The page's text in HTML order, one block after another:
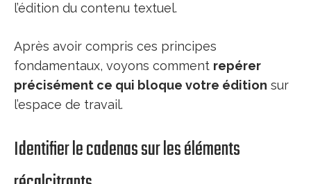
l’édition du contenu textuel.
Après avoir compris ces principes
fondamentaux, voyons comment repérer
précisément ce qui bloque votre édition sur
l’espace de travail.
Identifier le cadenas sur les éléments